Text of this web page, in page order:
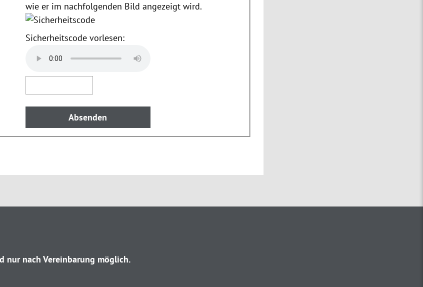
wie er im nachfolgenden Bild angezeigt wird.
Sicherheitscode vorlesen:
nur nach Vereinbarung möglich.